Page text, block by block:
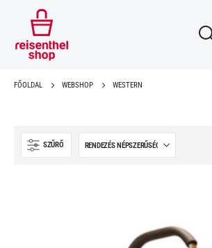
FŐOLDAL WEBSHOP WESTERN
SZŰRŐ